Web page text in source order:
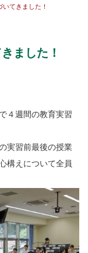
てきました！
ました！
４週間の教育実習
実習前最後の授業
構えについて全員